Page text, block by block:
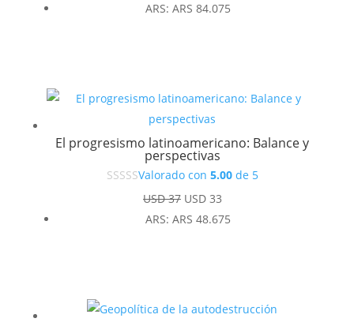
ARS: ARS 84.075
El progresismo latinoamericano: Balance y
perspectivas
Valorado con 5.00de 5
USD37 El
precio
USD33El
precio
ARS: ARS 48.675